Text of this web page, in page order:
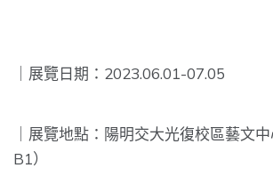
｜展覽日期：2023.06.01-07.05
｜展覽地點：陽明交大光復校區藝文
B1）